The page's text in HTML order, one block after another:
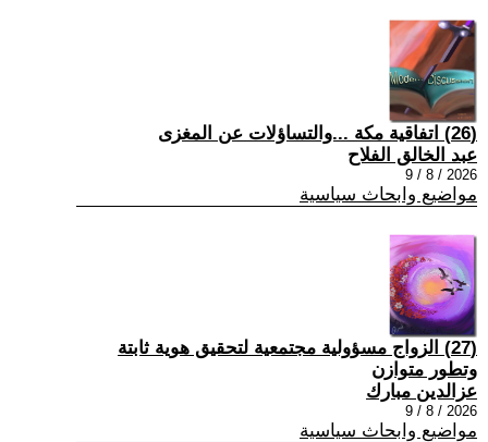
(26) اتفاقية مكة ...والتساؤلات عن المغزى
عبد الخالق الفلاح
2026 / 8 / 9
مواضيع وابحاث سياسية
(27) الزواج مسؤولية مجتمعية لتحقيق هوية ثابتة
وتطور متوازن
عزالدين مبارك
2026 / 8 / 9
مواضيع وابحاث سياسية